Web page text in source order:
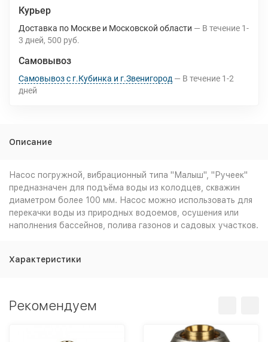
Курьер
Доставка по Москве и Московской области В течение 1-
3 дней 500 руб.
Самовывоз
Самовывоз с г.Кубинка и г.Звенигород В течение 1-2
дней
Описание
Насос погружной, вибрационный типа "Малыш", "Ручеек"
предназначен для подъёма воды из колодцев, скважин
диаметром более 100 мм. Насос можно использовать для
перекачки воды из природных водоемов, осушения или
наполнения бассейнов, полива газонов и садовых участков.
Характеристики
Рекомендуем